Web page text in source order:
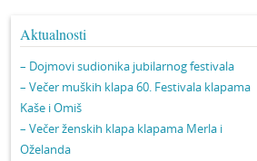
Aktualnosti
– Dojmovi sudionika jubilarnog festivala
– Večer muških klapa 60. Festivala klapama
Kaše i Omiš
– Večer ženskih klapa klapama Merla i
Oželanda